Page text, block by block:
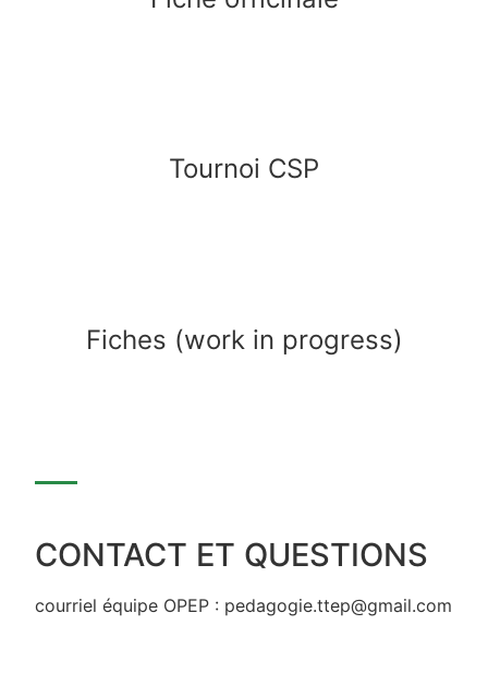
Tournoi CSP
Fiches (work in progress)
CONTACT ET QUESTIONS
courriel équipe OPEP : pedagogie.ttep@gmail.com